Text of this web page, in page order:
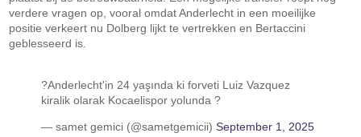
verdere vragen op, vooral omdat Anderlecht in een moeilijke
positie verkeert nu Dolberg lijkt te vertrekken en Bertaccini
geblesseerd is.
?Anderlecht'in 24 yaşında ki forveti Luiz Vazquez
kiralik olarak Kocaelispor yolunda ?️
— samet gemici (@sametgemicii)September 1, 2025